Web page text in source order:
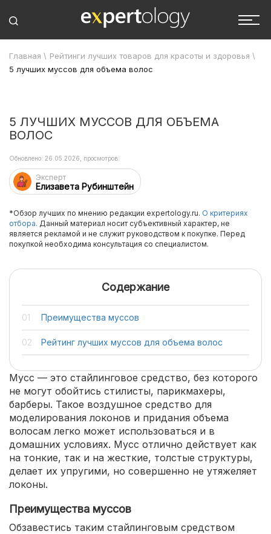
Главная \ Рейтинги лучших товаров для красоты и здоровья \
5 лучших муссов для объема волос
5 ЛУЧШИХ МУССОВ ДЛЯ ОБЪЕМА
ВОЛОС
Эксперт
Елизавета Рубинштейн
Обновлено: 26.05.2026, просмотров:
*Обзор лучших по мнению редакции expertology.ru. О критериях
отбора. Данный материал носит субъективный характер, не
является рекламой и не служит руководством к покупке. Перед
покупкой необходима консультация со специалистом.
Содержание
Преимущества муссов
Рейтинг лучших муссов для объема волос
Мусс — это стайлинговое средство, без которого
не могут обойтись стилисты, парикмахеры,
барберы. Такое воздушное средство для
моделирования локонов и придания объема
волосам легко может использоваться и в
домашних условиях. Мусс отлично действует как
на тонкие, так и на жесткие, толстые структуры,
делает их упругими, но совершенно не утяжеляет
локоны.
Преимущества муссов
Обзавестись таким стайлинговым средством